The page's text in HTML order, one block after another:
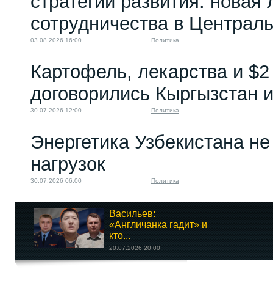
сотрудничества в
03.08.2026 16:00 Политика
Картофель, лекарства и
договорились Кыргызстан
30.07.2026 12:00 Политика
Энергетика Узбекистана
нагрузок
30.07.2026 06:00 Политика
Васильев:
«Англичанка гадит» и
кто...
20.07.2026 20:00